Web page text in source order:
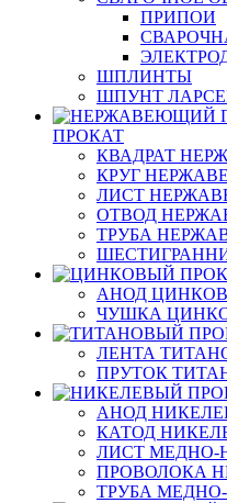
ПРИПОИ
ШПЛИНТЫ
ШПУНТ
ПРОКАТ
КВАДРАТ
КРУГ
ЛИСТ
ОТВОД
ТРУБА
АНОД
ЧУШКА
ЛЕНТА
ПРУТОК
АНОД
КАТОД
ЛИСТ МЕДНО-
ПРОВОЛОКА
ТРУБА